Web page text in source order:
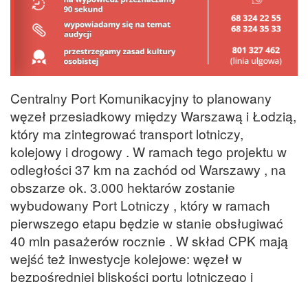
Centralny Port Komunikacyjny to planowany
węzeł przesiadkowy między Warszawą i Łodzią,
który ma zintegrować transport lotniczy,
kolejowy i drogowy . W ramach tego projektu w
odległości 37 km na zachód od Warszawy , na
obszarze ok. 3.000 hektarów zostanie
wybudowany Port Lotniczy , który w ramach
pierwszego etapu będzie w stanie obsługiwać
40 mln pasażerów rocznie . W skład CPK mają
wejść też inwestycje kolejowe: węzeł w
bezpośredniej bliskości portu lotniczego i